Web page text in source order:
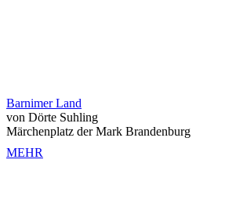
Barnimer Land
von Dörte Suhling
Märchenplatz der Mark Brandenburg
MEHR